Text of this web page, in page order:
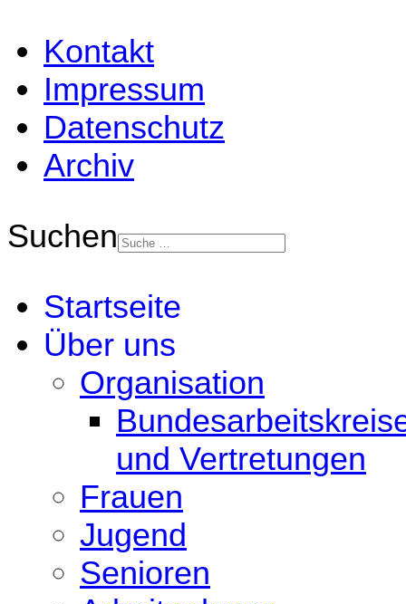
Kontakt
Impressum
Datenschutz
Archiv
Suchen
Startseite
Über uns
Organisation
und Vertretungen
Frauen
Jugend
Senioren